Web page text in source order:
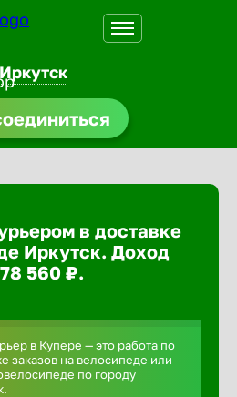
Иркутск
в доставке
Иркутск. Доход
560 ₽.
в Купере — это работа по
заказов на велосипеде или
по городу